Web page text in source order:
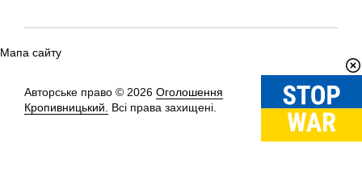
Мапа сайту
Авторське право © 2026 Оголошення
Кропивницький.
Всі права захищені.
Вгору↑